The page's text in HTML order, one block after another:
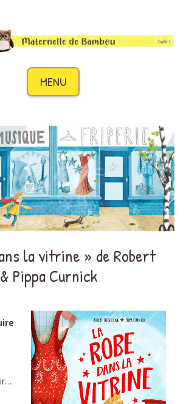
MENU
Aller au contenu
la vitrine » de Robert
Pippa Curnick